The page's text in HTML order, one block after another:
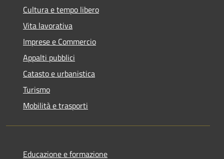
Cultura e tempo libero
Vita lavorativa
Imprese e Commercio
Appalti pubblici
Catasto e urbanistica
Turismo
Mobilità e trasporti
Educazione e formazione